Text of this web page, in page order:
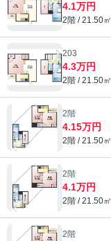
4.1万円
2階 / 21.50
203
4.3万円
2階 / 21.50
2階
4.15万円
2階 / 21.50
2階
4.1万円
2階 / 21.50
2階